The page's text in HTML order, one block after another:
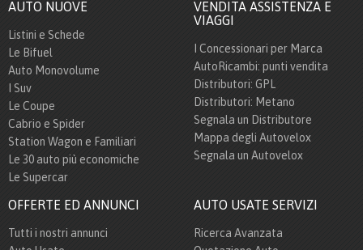
AUTO NUOVE
Listini e Schede
Le Bifuel
Auto Monovolume
I Suv
Le Coupe
Cabrio e Spider
Station Wagon e Familiari
Le 30 auto più economiche
Le Supercar
VENDITA ASSISTENZA E
VIAGGI
I Concessionari per Marca
AutoRicambi: punti vendita
Distributori: GPL
Distributori: Metano
Segnala un Distributore
Mappa degli Autovelox
Segnala un Autovelox
OFFERTE ED ANNUNCI
Tutti i nostri annunci
AUTO USATE SERVIZI
Ricerca Avanzata